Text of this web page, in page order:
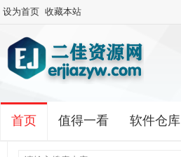
设为首页 收藏本站
首页 值得一看 软件仓库